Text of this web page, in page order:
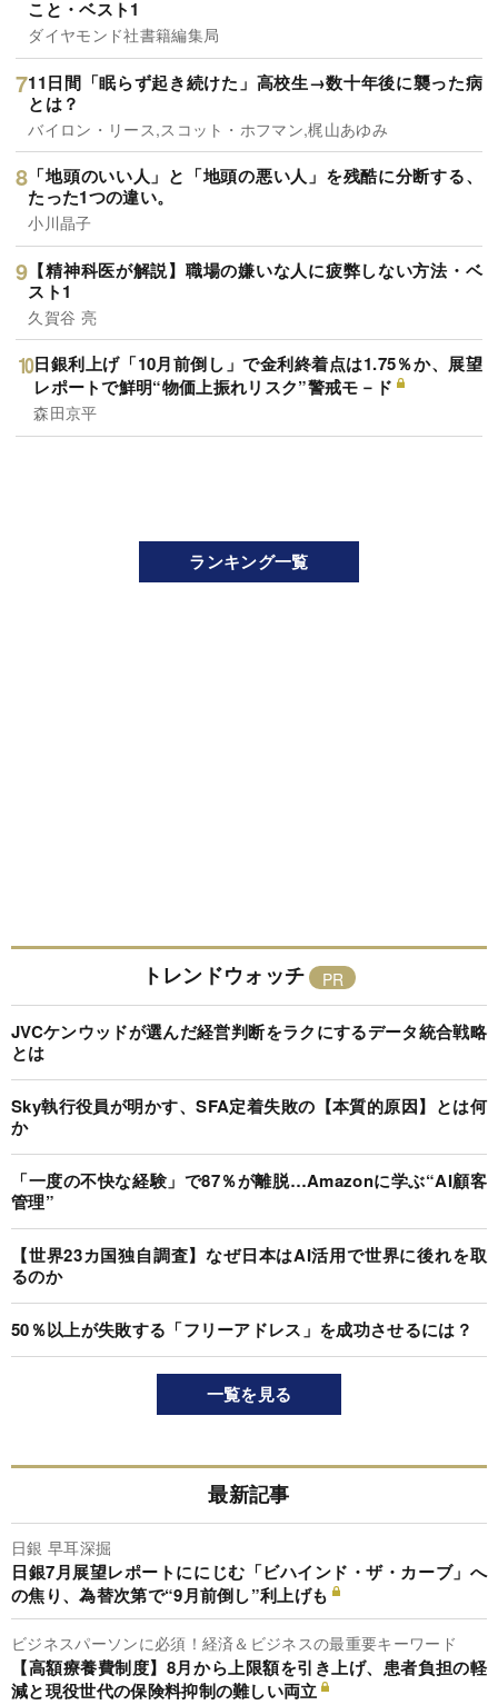
こと・ベスト1
ダイヤモンド社書籍編集局
11日間「眠らず起き続けた」高校生→数十年後に襲った病
とは？
バイロン・リース,スコット・ホフマン,梶山あゆみ
「地頭のいい人」と「地頭の悪い人」を残酷に分断する、
たった1つの違い。
小川晶子
【精神科医が解説】職場の嫌いな人に疲弊しない方法・ベ
スト1
久賀谷 亮
日銀利上げ「10月前倒し」で金利終着点は1.75％か、展望
レポートで鮮明“物価上振れリスク”警戒モ－ド
森田京平
ランキング一覧
トレンドウォッチ
JVCケンウッドが選んだ経営判断をラクにするデータ統合戦略
とは
Sky執行役員が明かす、SFA定着失敗の【本質的原因】とは何
か
「一度の不快な経験」で87％が離脱…Amazonに学ぶ“AI顧客
管理”
【世界23カ国独自調査】なぜ日本はAI活用で世界に後れを取
るのか
50％以上が失敗する「フリーアドレス」を成功させるには？
一覧を見る
最新記事
日銀 早耳深掘
日銀7月展望レポートににじむ「ビハインド・ザ・カーブ」へ
の焦り、為替次第で“9月前倒し”利上げも
ビジネスパーソンに必須！経済＆ビジネスの最重要キーワード
【高額療養費制度】8月から上限額を引き上げ、患者負担の軽
減と現役世代の保険料抑制の難しい両立